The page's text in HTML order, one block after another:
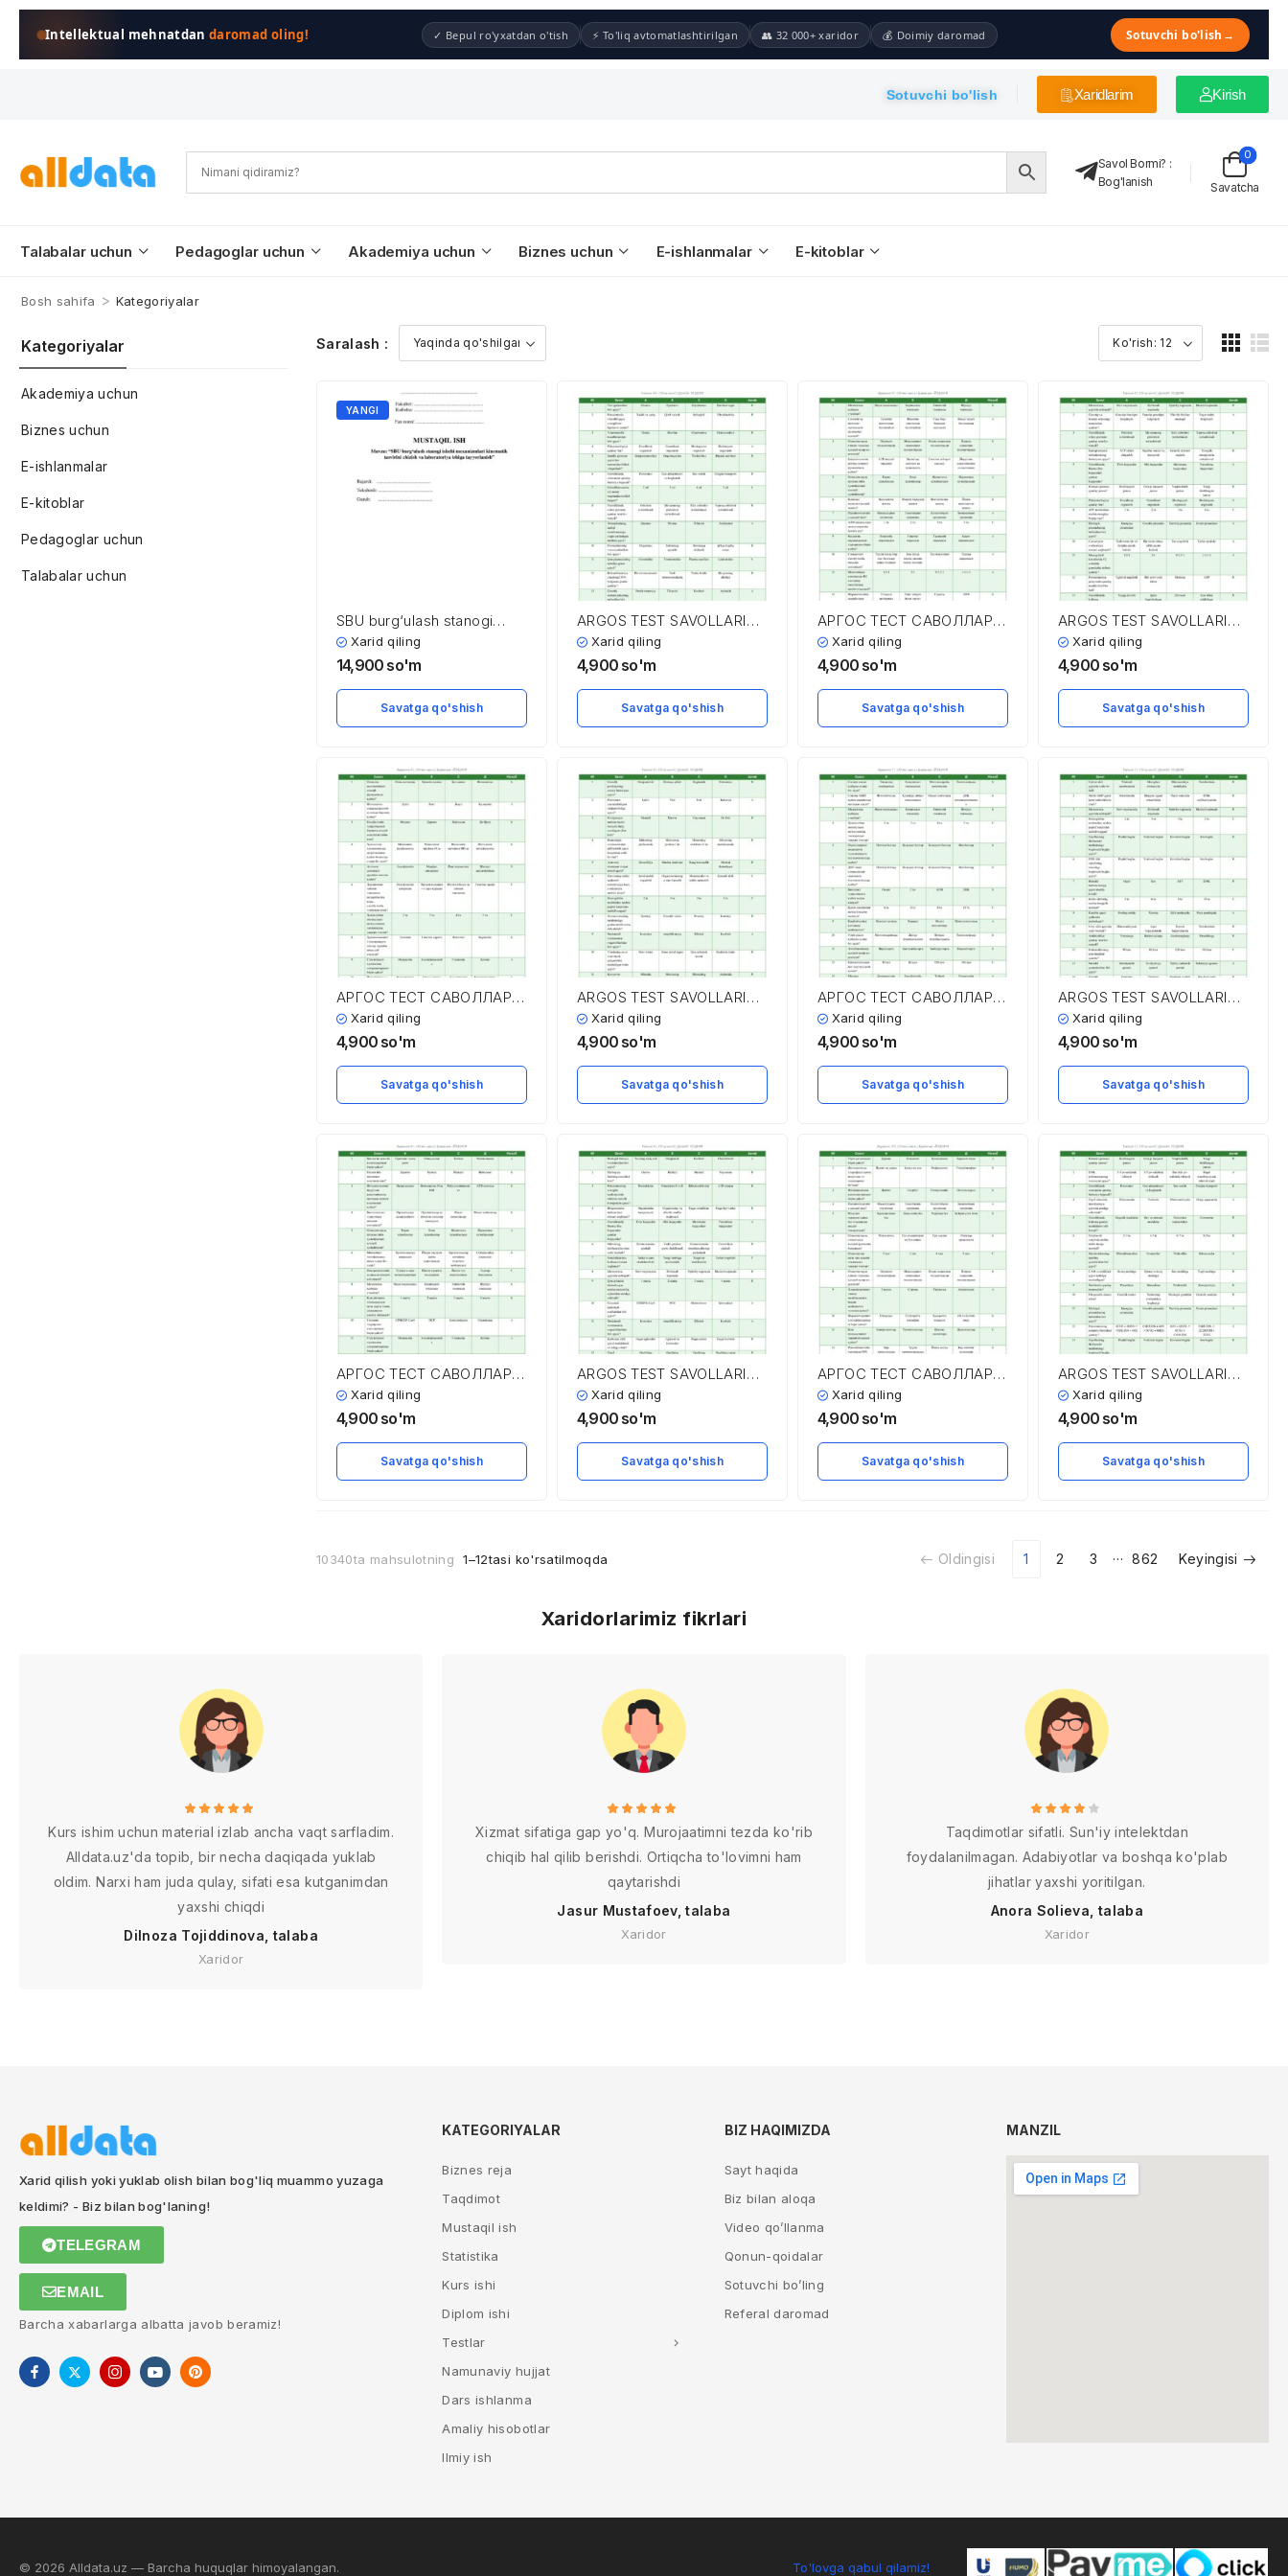
Intellektual mehnatdandaromad oling! ✓ Bepul ro'yxatdan o'tish ⚡ To'liq avtomatlashtirilgan 👥 32 000+ xaridor 💰 Doimiy daromad Sotuvchi bo'lish →
Sotuvchi bo'lish Xaridlarim Kirish
Savol Bormi? :
Bog'lanish
Savatcha
0
Talabalar uchun Pedagoglar uchun Akademiya uchun Biznes uchun E-ishlanmalar E-kitoblar
Bosh sahifa > Kategoriyalar
Kategoriyalar
Akademiya uchun
Biznes uchun
E-ishlanmalar
E-kitoblar
Pedagoglar uchun
Talabalar uchun
Saralash :
YANGI
SBU burg‘ulash stanogi
ishchi mexanizmlari
kinematik tasvirini chizish
tayyorlanish
Xarid qiling
14,900 so'm
Savatga qo'shish
ARGOS TEST SAVOLLARI
VA JAVOBLARI
Xarid qiling
4,900 so'm
Savatga qo'shish
АРГОС ТЕСТ САВОЛЛАРИ
ВА ЖАВОБЛАРИ
Xarid qiling
4,900 so'm
Savatga qo'shish
ARGOS TEST SAVOLLARI
VA JAVOBLARI
Xarid qiling
4,900 so'm
Savatga qo'shish
АРГОС ТЕСТ САВОЛЛАРИ
ВА ЖАВОБЛАРИ
Xarid qiling
4,900 so'm
Savatga qo'shish
ARGOS TEST SAVOLLARI
VA JAVOBLARI
Xarid qiling
4,900 so'm
Savatga qo'shish
АРГОС ТЕСТ САВОЛЛАРИ
ВА ЖАВОБЛАРИ
Xarid qiling
4,900 so'm
Savatga qo'shish
ARGOS TEST SAVOLLARI
VA JAVOBLARI
Xarid qiling
4,900 so'm
Savatga qo'shish
АРГОС ТЕСТ САВОЛЛАРИ
ВА ЖАВОБЛАРИ
Xarid qiling
4,900 so'm
Savatga qo'shish
ARGOS TEST SAVOLLARI
VA JAVOBLARI
Xarid qiling
4,900 so'm
Savatga qo'shish
АРГОС ТЕСТ САВОЛЛАРИ
ВА ЖАВОБЛАРИ
Xarid qiling
4,900 so'm
Savatga qo'shish
ARGOS TEST SAVOLLARI
VA JAVOBLARI
Xarid qiling
4,900 so'm
Savatga qo'shish
10340ta mahsulotning 1–12tasi ko'rsatilmoqda Oldingisi 1 2 3 … 862 Keyingisi
Xaridorlarimiz fikrlari
Kurs ishim uchun material izlab ancha vaqt sarfladim.
Alldata.uz'da topib, bir necha daqiqada yuklab
oldim. Narxi ham juda qulay, sifati esa kutganimdan
yaxshi chiqdi
Dilnoza Tojiddinova, talaba
Xaridor
Xizmat sifatiga gap yo'q. Murojaatimni tezda ko'rib
chiqib hal qilib berishdi. Ortiqcha to'lovimni ham
qaytarishdi
Jasur Mustafoev, talaba
Xaridor
Taqdimotlar sifatli. Sun'iy intelektdan
foydalanilmagan. Adabiyotlar va boshqa ko'plab
jihatlar yaxshi yoritilgan.
Anora Solieva, talaba
Xaridor
Xarid qilish yoki yuklab olish bilan bog'liq muammo yuzaga
keldimi? - Biz bilan bog'laning!
TELEGRAM
EMAIL
Barcha xabarlarga albatta javob beramiz!
KATEGORIYALAR
Biznes reja
Taqdimot
Mustaqil ish
Statistika
Kurs ishi
Diplom ishi
Testlar
Namunaviy hujjat
Dars ishlanma
Amaliy hisobotlar
Ilmiy ish
BIZ HAQIMIZDA
Sayt haqida
Biz bilan aloqa
Video qo’llanma
Qonun-qoidalar
Sotuvchi bo’ling
Referal daromad
MANZIL
© 2026 Alldata.uz — Barcha huquqlar himoyalangan. To'lovga qabul qilamiz!